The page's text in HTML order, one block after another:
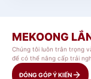
Bộ Quà Tặng
width="600"]
MEKOONG
Chúng tôi luôn trân trọng
để có thể nâng cấp trải
ĐÓNG GÓP Ý KIẾN